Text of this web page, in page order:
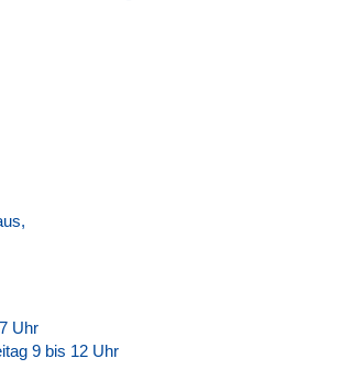
Uhr
9 bis 12 Uhr